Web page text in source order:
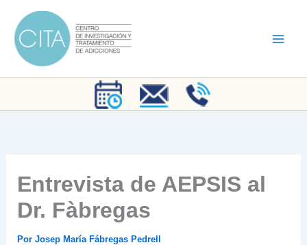
contenido
Entrevista de AEPSIS al
Dr. Fàbregas
Por Josep María Fábregas Pedrell